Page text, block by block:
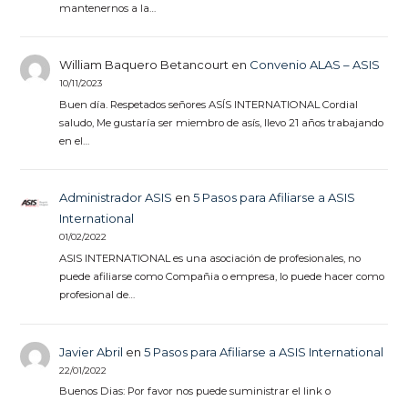
mantenernos a la…
William Baquero Betancourten Convenio ALAS – ASIS
10/11/2023
Buen día. Respetados señores ASÍS INTERNATIONAL Cordial
saludo, Me gustaría ser miembro de asís, llevo 21 años trabajando
en el…
Administrador ASIS en 5 Pasos para Afiliarse a ASIS
International
01/02/2022
ASIS INTERNATIONAL es una asociación de profesionales, no
puede afiliarse como Compañia o empresa, lo puede hacer como
profesional de…
Javier Abril en 5 Pasos para Afiliarse a ASIS International
22/01/2022
Buenos Dias: Por favor nos puede suministrar el link o